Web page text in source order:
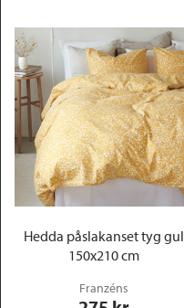
Hedda påslakanset tyg gul
150x210 cm
Franzéns